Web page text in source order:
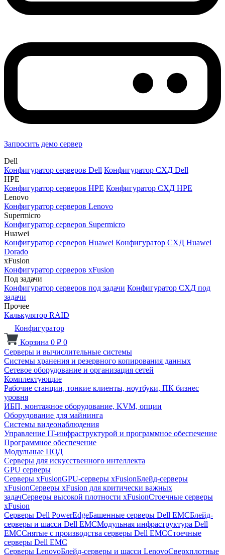
Запросить демо сервер
Dell
Конфигуратор серверов Dell Конфигуратор СХД Dell
HPE
Конфигуратор серверов HPE Конфигуратор СХД HPE
Lenovo
Конфигуратор серверов Lenovo
Supermicro
Конфигуратор серверов Supermicro
Huawei
Конфигуратор серверов Huawei Конфигуратор СХД Huawei
Dorado
xFusion
Конфигуратор серверов xFusion
Под задачи
Конфигуратор серверов под задачи Конфигуратор СХД под
задачи
Прочее
Калькулятор RAID
Конфигуратор
Корзина 0 ₽ 0
Серверы и вычислительные системы
Системы хранения и резервного копирования данных
Сетевое оборудование и организация сетей
Комплектующие
Рабочие станции, тонкие клиенты, ноутбуки, ПК бизнес
уровня
ИБП, монтажное оборудование, KVM, опции
Оборудование для майнинга
Системы видеонаблюдения
Управление IT-инфраструктурой и программное обеспечение
Программное обеспечение
Модульные ЦОД
Серверы для искусственного интеллекта
GPU серверы
Серверы xFusionGPU-серверы xFusionБлейд-серверы
xFusionСерверы xFusion для критически важных
задачСерверы высокой плотности xFusionСтоечные серверы
xFusion
Серверы Dell PowerEdgeБашенные серверы Dell EMCБлейд-
серверы и шасси Dell EMCМодульная инфраструктура Dell
EMCСнятые с производства серверы Dell EMCСтоечные
серверы Dell EMC
Серверы LenovoБлейд-серверы и шасси LenovoСверхплотные